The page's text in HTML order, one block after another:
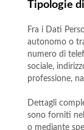
Tipologie
Fra i Dati
autonomo o
numero di
sociale,
professione,
Dettagli
sono forniti
o mediante